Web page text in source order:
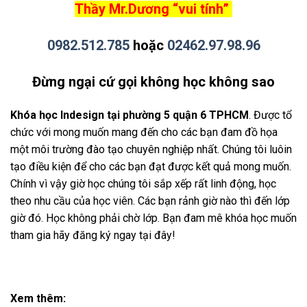
Thầy Mr.Dương “vui tính”
0982.512.785hoặc 02462.97.98.96
Đừng ngại cứ gọi không học không sao
Khóa học Indesign tại phường 5 quận 6 TPHCM. Được tổ
chức với mong muốn mang đến cho các bạn đam đồ họa
một môi trường đào tạo chuyên nghiệp nhất. Chúng tôi luôin
tạo điều kiện để cho các bạn đạt được kết quả mong muốn.
Chính vì vậy giờ học chúng tôi sắp xếp rất linh động, học
theo nhu cầu của học viên. Các bạn rảnh giờ nào thì đến lớp
giờ đó. Học không phải chờ lớp. Bạn đam mê khóa học muốn
tham gia hãy đăng ký ngay tại đây!
Xem thêm: